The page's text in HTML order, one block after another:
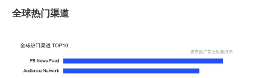
全球热门渠道